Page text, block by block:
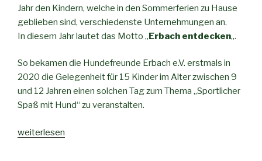
Jahr den Kindern, welche in den Sommerferien zu Hause
geblieben sind, verschiedenste Unternehmungen an.
In diesem Jahr lautet das Motto „Erbach entdecken„.
So bekamen die Hundefreunde Erbach e.V. erstmals in
2020 die Gelegenheit für 15 Kinder im Alter zwischen 9
und 12 Jahren einen solchen Tag zum Thema „Sportlicher
Spaß mit Hund“ zu veranstalten.
weiterlesen